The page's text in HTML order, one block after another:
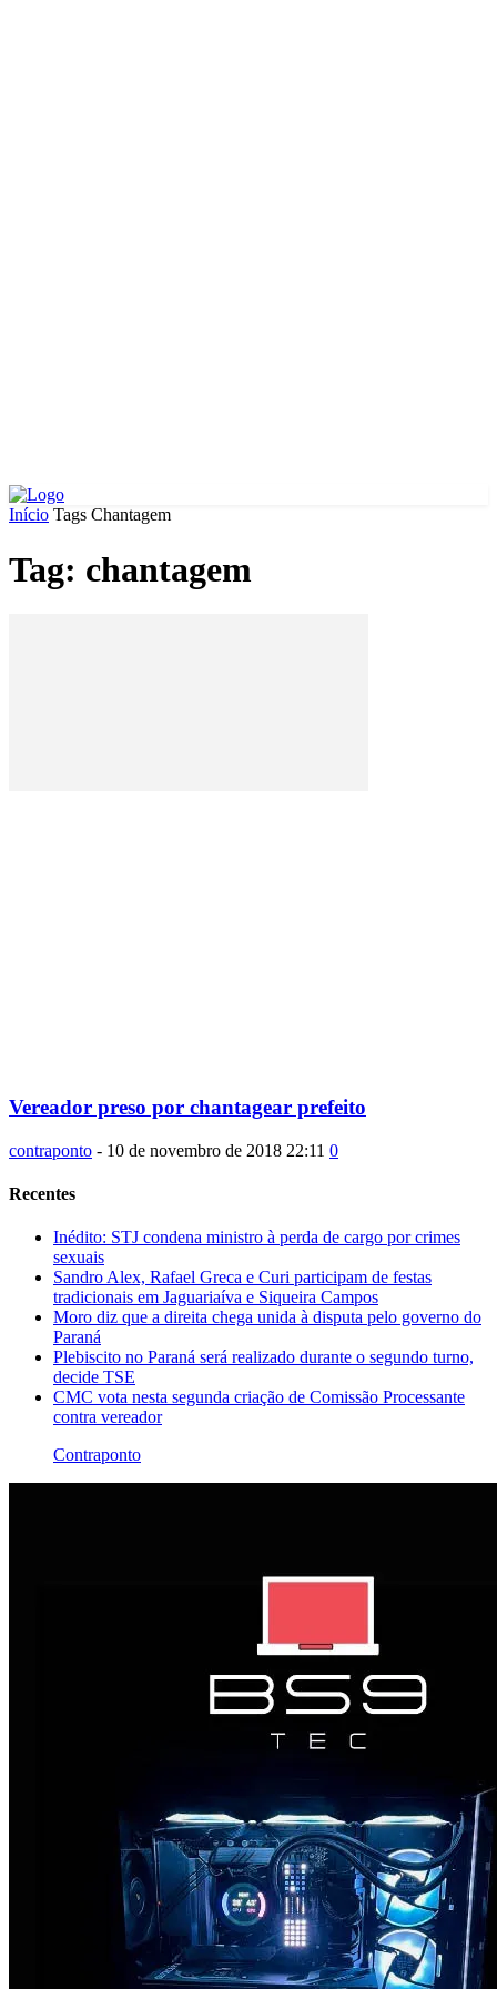
Início Tags Chantagem
Tag: chantagem
Vereador preso por chantagear prefeito
contraponto - 10 de novembro de 2018 22:11 0
Recentes
Inédito: STJ condena ministro à perda de cargo por crimes
sexuais
Sandro Alex, Rafael Greca e Curi participam de festas
tradicionais em Jaguariaíva e Siqueira Campos
Moro diz que a direita chega unida à disputa pelo governo do
Paraná
Plebiscito no Paraná será realizado durante o segundo turno,
decide TSE
CMC vota nesta segunda criação de Comissão Processante
contra vereador
Contraponto